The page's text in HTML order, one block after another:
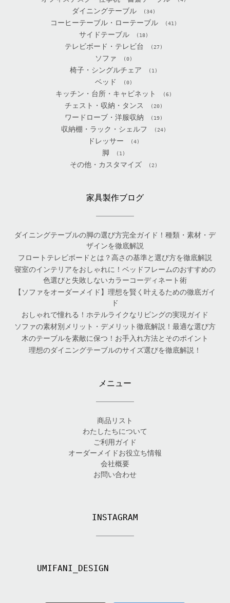
ダイニングテーブル (34)
コーヒーテーブル・ローテーブル (41)
サイドテーブル (18)
テレビボード・テレビ台 (27)
ソファ (0)
椅子・シングルチェア (1)
ベッド (0)
キッチン・台所・キャビネット (6)
チェスト・収納・タンス (20)
ワードローブ・洋服収納 (19)
収納棚・ラック・シェルフ (24)
ドレッサー (4)
脚 (1)
その他・カスタマイズ (2)
家具製作ブログ
ダイニングテーブルの脚の選び方完全ガイド！種類・素材・デ
ザインを徹底解説
フロートテレビボードとは？高さの基準と選び方を徹底解説
寝室のインテリアをおしゃれに！ベッドフレームのおすすめの
色選びと失敗しないカラーコーディネート術
【ソファをオーダーメイド】理想を賢く叶えるための徹底ガイ
ド
おしゃれで憧れる！ホテルライクなリビングの実現ガイド
ソファの素材別メリット・デメリット徹底解説！最適な選び方
木のテーブルを素敵に保つ！お手入れ方法とそのポイント
理想のダイニングテーブルのサイズ選びを徹底解説！
メニュー
商品リスト
わたしたちについて
ご利用ガイド
オーダーメイドお役立ち情報
会社概要
お問い合わせ
INSTAGRAM
UMIFANI_DESIGN